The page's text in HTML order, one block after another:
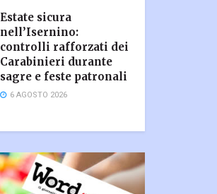
Estate sicura
nell’Isernino:
controlli rafforzati dei
Carabinieri durante
sagre e feste patronali
6 AGOSTO 2026